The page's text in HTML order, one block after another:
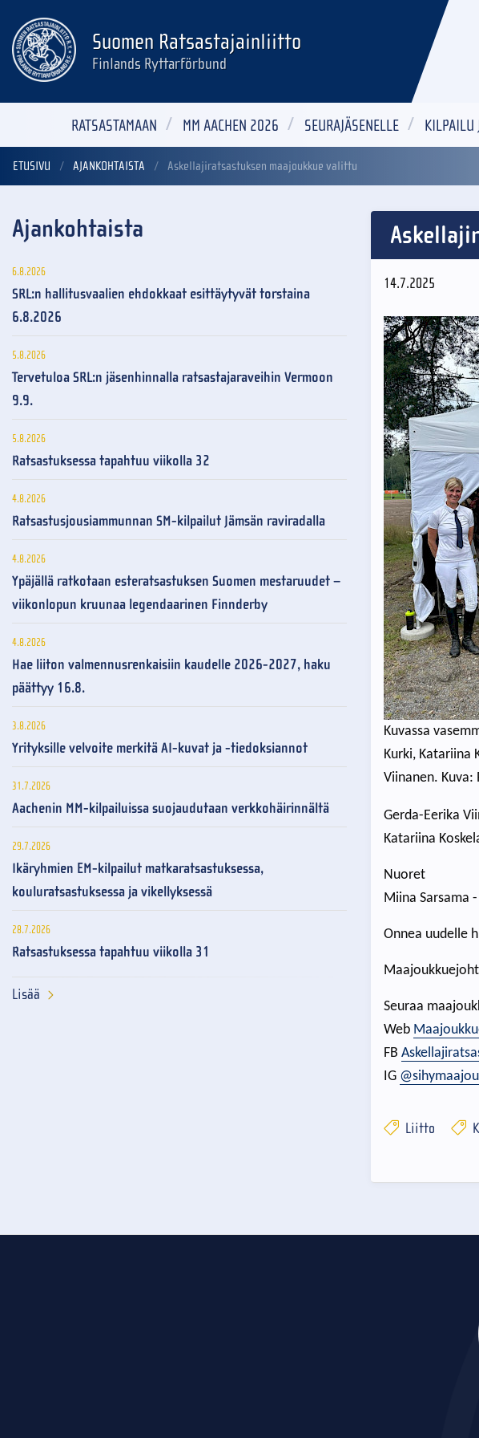
Suomen Ratsastajainliitto
Finlands Ryttarförbund
RATSASTAMAAN MM AACHEN 2026 SEURAJÄSENELLE KILPAILU
ETUSIVU AJANKOHTAISTA Askellajiratsastuksen maajoukkue valittu
14.7.2025
Kuvassa
Kurki, Katariina
Viinanen. Kuva:
Gerda-Eerika
Katariina
Nuoret
Miina Sarsama
Onnea uudelle
Seuraa
Web
FB
IG
Liitto
Ajankohtaista
6.8.2026
SRL:n hallitusvaalien ehdokkaat esittäytyvät torstaina
6.8.2026
5.8.2026
Tervetuloa SRL:n jäsenhinnalla ratsastajaraveihin Vermoon
9.9.
5.8.2026
Ratsastuksessa tapahtuu viikolla 32
4.8.2026
Ratsastusjousiammunnan SM-kilpailut Jämsän raviradalla
4.8.2026
Ypäjällä ratkotaan esteratsastuksen Suomen mestaruudet –
viikonlopun kruunaa legendaarinen Finnderby
4.8.2026
Hae liiton valmennusrenkaisiin kaudelle 2026-2027, haku
päättyy 16.8.
3.8.2026
Yrityksille velvoite merkitä AI-kuvat ja -tiedoksiannot
31.7.2026
Aachenin MM-kilpailuissa suojaudutaan verkkohäirinnältä
29.7.2026
Ikäryhmien EM-kilpailut matkaratsastuksessa,
kouluratsastuksessa ja vikellyksessä
28.7.2026
Ratsastuksessa tapahtuu viikolla 31
Lisää